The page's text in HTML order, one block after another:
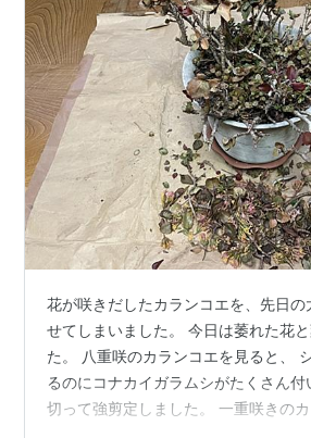
花が咲きだしたカランコエを、先日の
せてしまいました。 今日は萎れた花
た。 八重咲のカランコエを見ると、
るのにコナカイガラムシがたくさん
切って強剪定しました。 一重咲きの